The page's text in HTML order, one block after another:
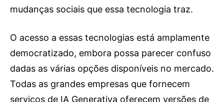
ANDANDO POR AÍ
COLUNISTAS do JSM
Onde comprar o Jornal
mudanças sociais que essa tecnologia traz.
O acesso a essas tecnologias está amplamente
democratizado, embora possa parecer confuso
dadas as várias opções disponíveis no mercado.
Todas as grandes empresas que fornecem
serviços de IA Generativa oferecem versões de